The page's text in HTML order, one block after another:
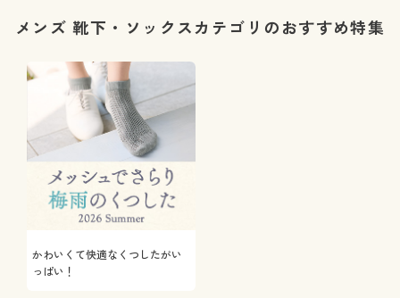
メンズ 靴下・ソックスカテゴリのおすすめ特集
かわいくて快適なくつしたがい
っぱい！